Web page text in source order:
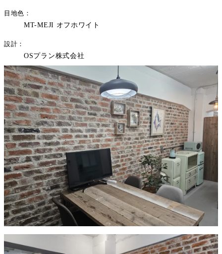
目地色
MT-MEJI オフホワイト
設計
OSプラン株式会社